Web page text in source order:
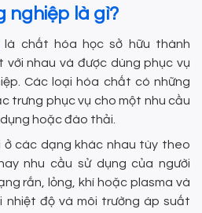
nghiệp là gì?
là chất hóa học sở hữu thành
với nhau và được dùng phục vụ
Các loại hóa chất có những
trưng phục vụ cho một nhu cầu
hoặc đào thải.
các dạng khác nhau tùy theo
nhu cầu sử dụng của người
rắn, lỏng, khí hoặc plasma và
nhiệt độ và môi trường áp suất